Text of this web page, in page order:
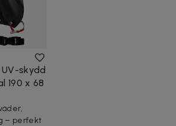
skydd
190 x 68
– perfekt